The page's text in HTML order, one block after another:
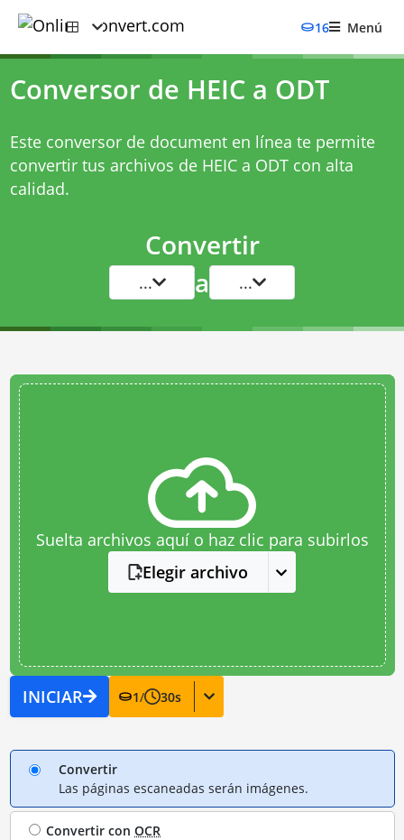
16 Menú
Conversor de HEIC a ODT
Este conversor de document en línea te permite
convertir tus archivos de HEIC a ODT con alta
calidad.
Convertir
... a ...
Suelta archivos aquí o haz clic para subirlos
Elegir archivo
INICIAR 1/ 30s
Convertir
Las páginas escaneadas serán imágenes.
Convertir conOCR